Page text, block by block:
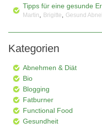
Tipps für eine gesunde
Martin, Brigitte, Gesund
Kategorien
Abnehmen & Diät
Bio
Blogging
Fatburner
Functional Food
Gesundheit